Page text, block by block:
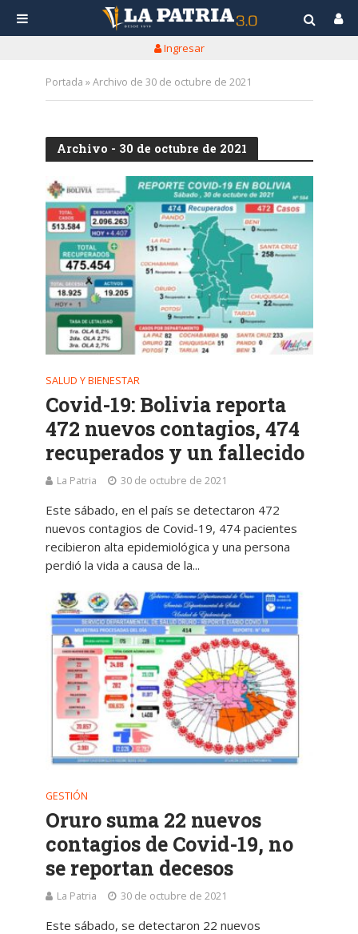
Ingresar
Portada »Archivo de 30 de octubre de 2021
Archivo - 30 de octubre de 2021
SALUD Y BIENESTAR
Covid-19: Bolivia reporta
472 nuevos contagios, 474
recuperados y un fallecido
La Patria 30 de octubre de 2021
Este sábado, en el país se detectaron 472
nuevos contagios de Covid-19, 474 pacientes
recibieron alta epidemiológica y una persona
perdió la vida a causa de la...
GESTIÓN
Oruro suma 22 nuevos
contagios de Covid-19, no
se reportan decesos
La Patria 30 de octubre de 2021
Este sábado, se detectaron 22 nuevos